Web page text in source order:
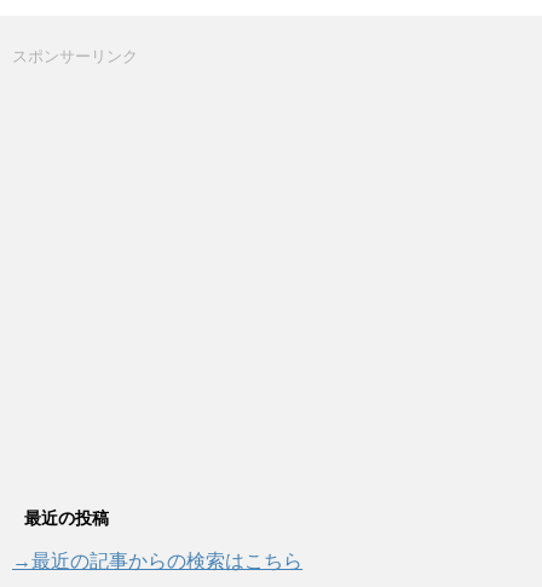
スポンサーリンク
最近の投稿
→最近の記事からの検索はこちら